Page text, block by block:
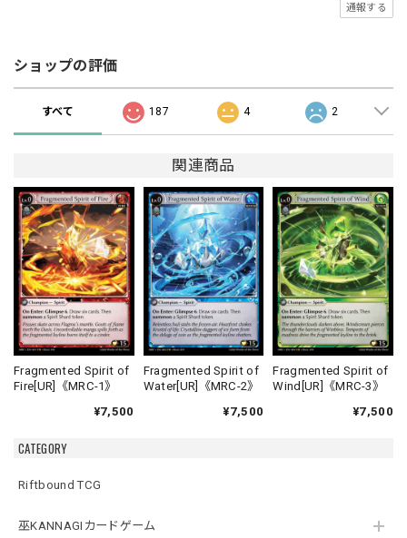
CATEGORY
Riftbound TCG
巫KANNAGIカードゲーム
通報する
ショップの評価
すべて 187 4 2
関連商品
Fragmented Spirit of
Fire[UR]《MRC-1》
¥7,500
Fragmented Spirit of
Water[UR]《MRC-2》
¥7,500
Fragmented Spirit of
Wind[UR]《MRC-3》
¥7,500